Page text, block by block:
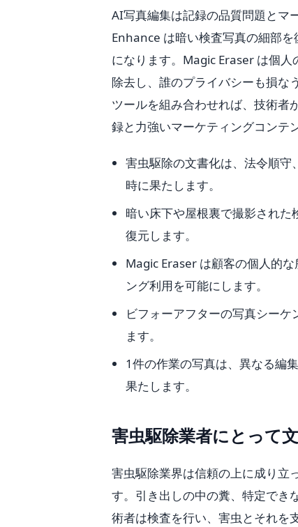
AI写真編集は記録の品質問題とマ
Enhance は暗い検査写真の細部
になります。Magic Eraser は個
除去し、誰のプライバシーも損な
ツールを組み合わせれば、技術者
録と力強いマーケティングコンテ
害虫駆除の文書化は、法令順
時に果たします。
暗い床下や屋根裏で撮影され
復元します。
Magic Eraser は顧客の個人的
ング利用を可能にします。
ビフォーアフターの写真シー
ます。
1件の作業の写真は、異なる編
果たします。
害虫駆除業者にとって
害虫駆除業界は信頼の上に成り立
す。引き出しの中の糞、特定でき
術者は検査を行い、害虫とそれを